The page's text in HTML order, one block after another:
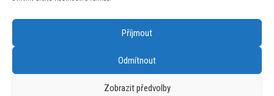
Příjmout
Odmítnout
Zobrazit předvolby
4 756Kč